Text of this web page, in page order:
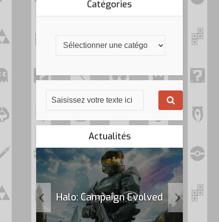
Catégories
Actualités
Halo: Campaign Evolved